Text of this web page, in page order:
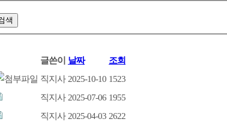
글쓴이 날짜
조회
직지사 2025-10-10 1523
직지사 2025-07-06 1955
직지사 2025-04-03 2622